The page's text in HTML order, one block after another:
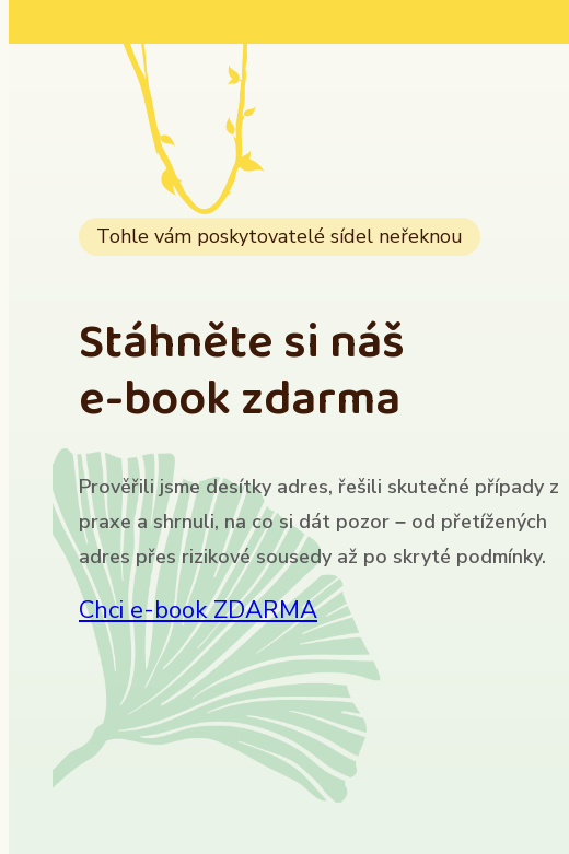
Tohle vám poskytovatelé sídel neřeknou
Stáhněte si náš
e-book zdarma
Prověřili jsme desítky adres, řešili skutečné případy z
praxe a shrnuli, na co si dát pozor – od přetížených
adres přes rizikové sousedy až po skryté podmínky.
Chci e-book ZDARMA